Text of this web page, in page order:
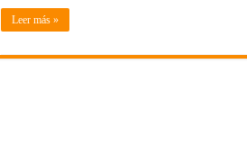
Leer más »